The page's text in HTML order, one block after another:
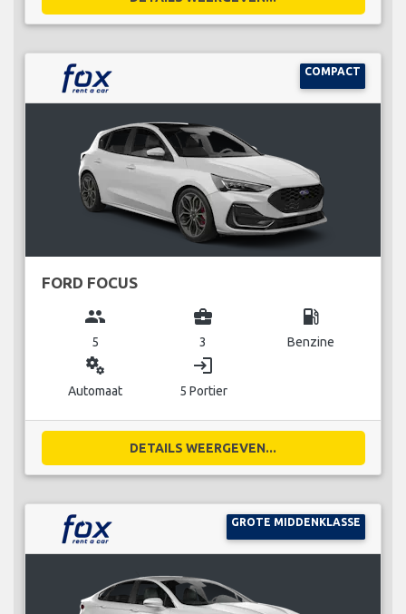
COMPACT
FORD FOCUS
group
5
business_center
3
local_gas_station
Benzine
miscellaneous_services
Automaat
login
5 Portier
DETAILS WEERGEVEN...
GROTE MIDDENKLASSE